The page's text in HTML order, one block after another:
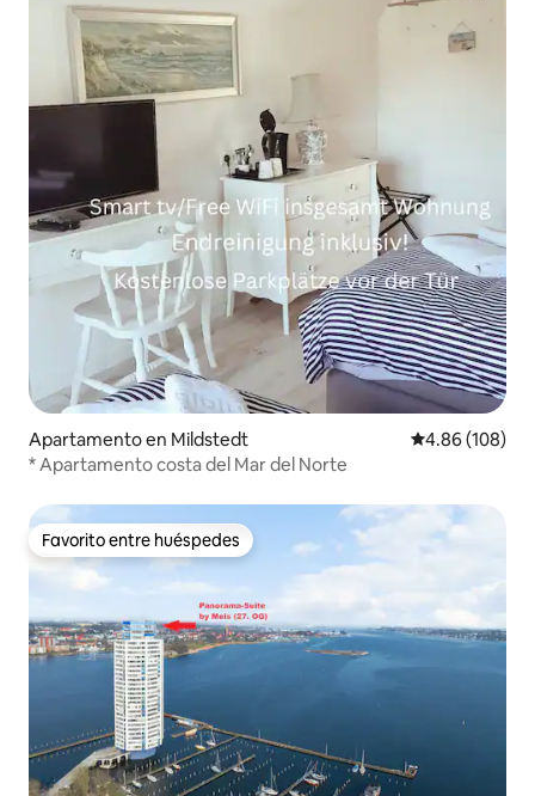
Apartamento en Mildstedt Calificación
4.86 (108)
* Apartamento costa del Mar del Norte
Favorito entre huéspedes
Favorito entre huéspedes